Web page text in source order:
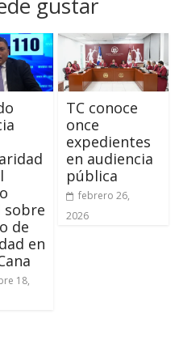
sobre
de
en
18,
TC conoce
once
expedientes
en audiencia
pública
febrero 26,
2026